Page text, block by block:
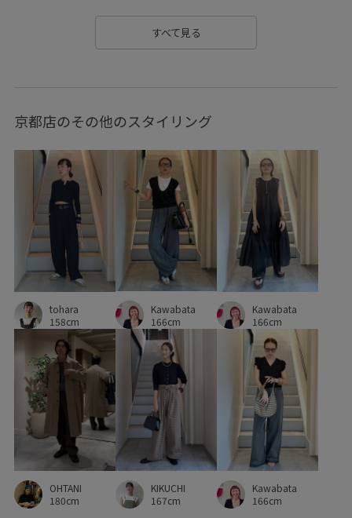
ブラウス プルオーバー ヘルシー
ベーシック ペプラム ボリューム感
ポケットがポイント ポリウレタン ミュール モード
ルーズ ルーズなシルエット レイヤードスタイル
レザー調 ワイドデニム ワイドパンツ ワンピース
下着 五分袖 伸縮性 使い勝手がいい
光沢感 冷んやり 合わせやすい 夏羽織 天然素材
安定感 定番 小物 快適
快適な着心地 折りたたみ傘 接触冷感
撚糸 機能素材 洗濯OK 美シルエット
肌馴染が良い 落ち感 薄手 身体にフィット
軽い着心地 金ボタン 長財布
すべて見る
京都店のその他のスタイリング
tohara
158cm
Kawabata
166cm
Kawabata
166cm
OHTANI
180cm
KIKUCHI
167cm
Kawabata
166cm